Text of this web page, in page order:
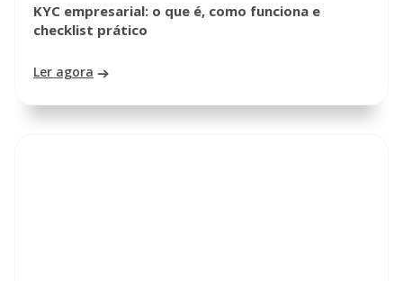
KYC empresarial: o que é, como funciona e
checklist prático
Ler agora